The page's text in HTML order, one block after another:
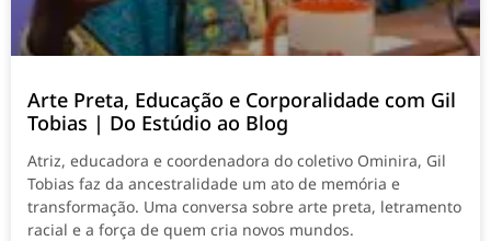
Arte Preta, Educação e Corporalidade com Gil
Tobias | Do Estúdio ao Blog
Atriz, educadora e coordenadora do coletivo Ominira, Gil
Tobias faz da ancestralidade um ato de memória e
transformação. Uma conversa sobre arte preta, letramento
racial e a força de quem cria novos mundos.